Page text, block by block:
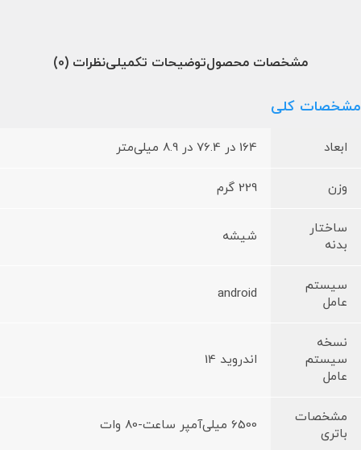
مشخصات محصولتوضیحات تکمیلینظرات (0)
مشخصات کلی
ابعاد 164 در 76.4 در 8.9 میلی‌متر
وزن 229 گرم
ساختار
بدنه
شیشه
سیستم
عامل
android
نسخه
سیستم
عامل
اندروید 14
مشخصات
باتری
6500 میلی‌آمپر ساعت-80 وات